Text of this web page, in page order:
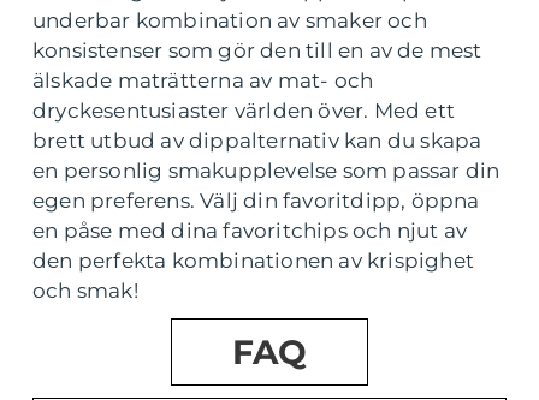
underbar kombination av smaker och
konsistenser som gör den till en av de mest
älskade maträtterna av mat- och
dryckesentusiaster världen över. Med ett
brett utbud av dippalternativ kan du skapa
en personlig smakupplevelse som passar din
egen preferens. Välj din favoritdipp, öppna
en påse med dina favoritchips och njut av
den perfekta kombinationen av krispighet
och smak!
FAQ